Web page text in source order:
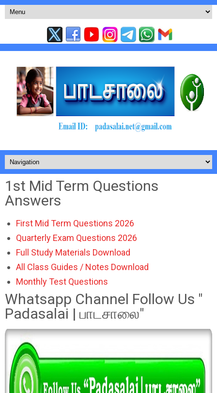
1st Mid Term Questions
Answers
First Mid Term Questions 2026
Quarterly Exam Questions 2026
Full Study Materials Download
All Class Guides / Notes Download
Monthly Test Questions
Whatsapp Channel Follow Us "
Padasalai | பாடசாலை"